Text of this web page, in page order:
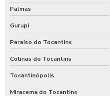
Palmas
Gurupi
Paraíso do Tocantins
Colinas do Tocantins
Tocantinópolis
Miracema do Tocantins